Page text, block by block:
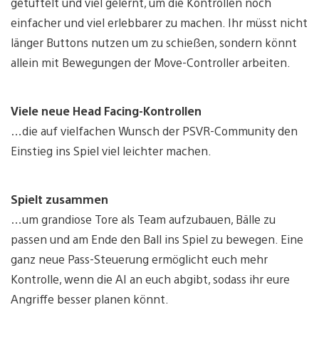
einfacher und viel erlebbarer zu machen. Ihr müsst nicht
länger Buttons nutzen um zu schießen, sondern könnt
allein mit Bewegungen der Move-Controller arbeiten.
Viele neue Head Facing-Kontrollen
…die auf vielfachen Wunsch der PSVR-Community den
Einstieg ins Spiel viel leichter machen.
Spielt zusammen
…um grandiose Tore als Team aufzubauen, Bälle zu
passen und am Ende den Ball ins Spiel zu bewegen. Eine
ganz neue Pass-Steuerung ermöglicht euch mehr
Kontrolle, wenn die AI an euch abgibt, sodass ihr eure
Angriffe besser planen könnt.